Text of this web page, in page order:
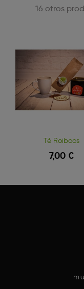
16 otros
Té Roiboos
7,00 €